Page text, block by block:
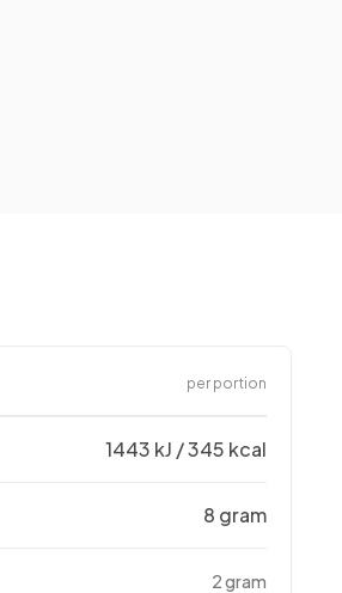
per portion
1443 kJ / 345 kcal
8 gram
2 gram